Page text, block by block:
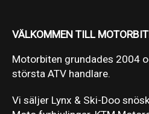
VÄLKOMMEN TILL
Motorbiten grundades 2004
största ATV handlare.
Vi säljer Lynx & Ski-Doo